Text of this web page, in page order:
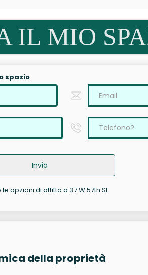
IL MIO
spazio
Invia
opzioni di affitto a 37 W 57th St
della proprietà